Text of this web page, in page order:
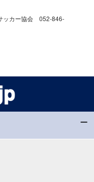
ッカー協会 052-846-